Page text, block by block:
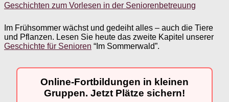
Geschichten zum Vorlesen in der Seniorenbetreuung
Im Frühsommer wächst und gedeiht alles – auch die Tiere
und Pflanzen. Lesen Sie heute das zweite Kapitel unserer
Geschichte für Senioren “Im Sommerwald”.
Online-Fortbildungen in kleinen
Gruppen. Jetzt Plätze sichern!